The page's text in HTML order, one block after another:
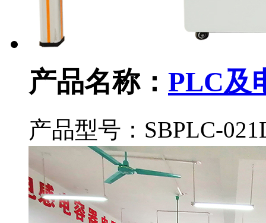
产品名称： PLC及
产品型号：SBPLC-